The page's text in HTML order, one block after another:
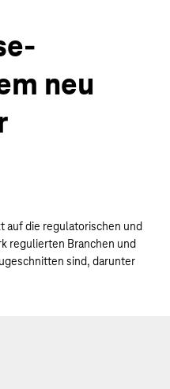
neu
auf die regulatorischen und
regulierten Branchen und
sind, darunter